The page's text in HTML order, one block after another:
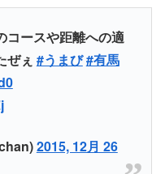
コースや距離への適
ぜぇ #うまび#有馬
2015, 12月 26